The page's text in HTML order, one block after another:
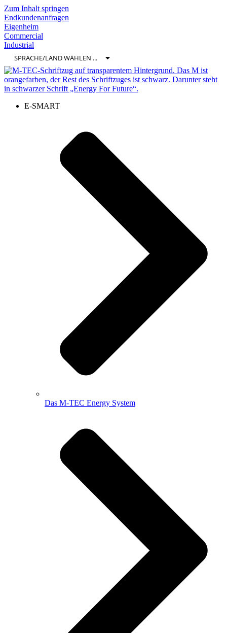
Zum Inhalt springen
Endkundenanfragen
Eigenheim
Commercial
Industrial
E-SMART
Das M-TEC Energy System